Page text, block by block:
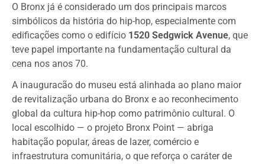
O Bronx já é considerado um dos principais marcos
simbólicos da história do hip-hop, especialmente com
edificações como o edifício 1520 Sedgwick Avenue, que
teve papel importante na fundamentação cultural da
cena nos anos 70.
A inauguracão do museu está alinhada ao plano maior
de revitalização urbana do Bronx e ao reconhecimento
global da cultura hip-hop como patrimônio cultural. O
local escolhido — o projeto Bronx Point — abriga
habitação popular, áreas de lazer, comércio e
infraestrutura comunitária, o que reforça o caráter de